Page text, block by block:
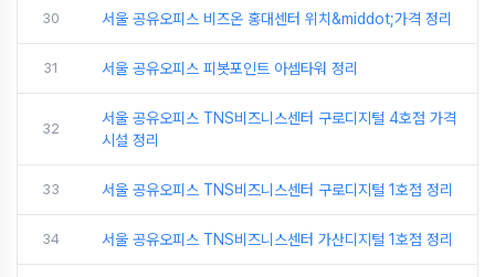
30 서울 공유오피스 비즈온 홍대센터 위치&middot;가격 정리
31 서울 공유오피스 피봇포인트 아셈타워 정리
32
서울 공유오피스 TNS비즈니스센터 구로디지털 4호점 가격
시설 정리
33 서울 공유오피스 TNS비즈니스센터 구로디지털 1호점 정리
34 서울 공유오피스 TNS비즈니스센터 가산디지털 1호점 정리